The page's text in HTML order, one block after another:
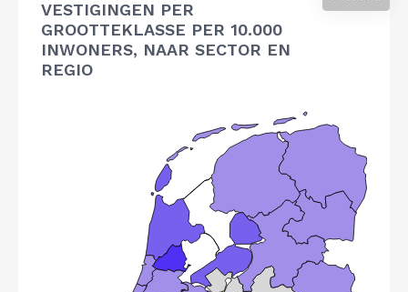
VESTIGINGEN PER
GROOTTEKLASSE PER 10.000
INWONERS, NAAR SECTOR EN
REGIO